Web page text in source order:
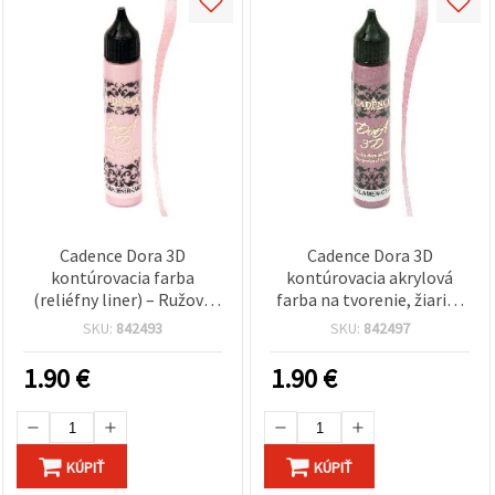
Cadence Dora 3D
kontúrovacia farba
(reliéfny liner) – Ružová
„Cukrová vata“ 5176, 25
efekty, ľahká aplikácia na
hobby dekorovanie a DIY
projekty
SKU: 842493
1.90€
KÚPIŤ
Cadence Dora 3D
kontúrovacia akrylová
farba na tvorenie, žiarivá
cyklámenová 5144, na
SKU: 842497
1.90€
KÚPIŤ